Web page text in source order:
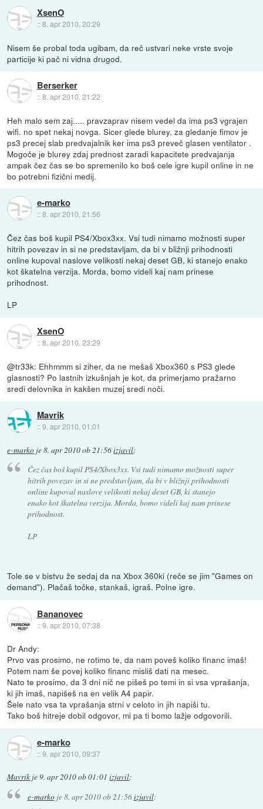
XsenO
::8. apr 2010, 20:29
Nisem še probal toda ugibam, da reč ustvari neke vrste svoje
particije ki pač ni vidna drugod.
Berserker
::8. apr 2010, 21:22
Heh malo sem zaj..... pravzaprav nisem vedel da ima ps3 vgrajen
wifi. no spet nekaj novga. Sicer glede blurey, za gledanje fimov je
ps3 precej slab predvajalnik ker ima ps3 preveč glasen ventilator .
Mogoče je blurey zdaj prednost zaradi kapacitete predvajanja
ampak čez čas se bo spremenilo ko boš cele igre kupil online in ne
bo potrebni fizični medij.
e-marko
::8. apr 2010, 21:56
Čez čas boš kupil PS4/Xbox3xx. Vsi tudi nimamo možnosti super
hitrih povezav in si ne predstavljam, da bi v bližnji prihodnosti
online kupoval naslove velikosti nekaj deset GB, ki stanejo enako
kot škatelna verzija. Morda, bomo videli kaj nam prinese
prihodnost.
LP
XsenO
::8. apr 2010, 23:29
@tr33k: Ehhmmm si ziher, da ne mešaš Xbox360 s PS3 glede
glasnosti? Po lastnih izkušnjah je kot, da primerjamo pražarno
sredi delovnika in kakšen muzej sredi noči.
Mavrik
::9. apr 2010, 01:01
e-marko je8. apr 2010 ob 21:56izjavil:
Čez čas boš kupil PS4/Xbox3xx. Vsi tudi nimamo možnosti super
hitrih povezav in si ne predstavljam, da bi v bližnji prihodnosti
online kupoval naslove velikosti nekaj deset GB, ki stanejo
enako kot škatelna verzija. Morda, bomo videli kaj nam prinese
prihodnost.
LP
Tole se v bistvu že sedaj da na Xbox 360ki (reče se jim "Games on
demand"). Plačaš točke, stankaš, igraš. Polne igre.
Bananovec
::9. apr 2010, 07:38
Dr Andy:
Prvo vas prosimo, ne rotimo te, da nam poveš koliko financ imaš!
Potem nam še povej koliko financ misliš dati na mesec.
Nato te prosimo, da 3 dni nič ne pišeš po temi in si vsa vprašanja,
ki jih imaš, napišeš na en velik A4 papir.
Šele nato vsa ta vprašanja strni v celoto in jih napiši tu.
Tako boš hitreje dobil odgovor, mi pa ti bomo lažje odgovorili.
e-marko
::9. apr 2010, 09:37
Mavrik je9. apr 2010 ob 01:01 izjavil:
e-markoje8. apr 2010 ob 21:56izjavil: